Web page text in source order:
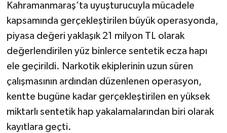
Kahramanmaraş’ta uyuşturucuyla mücadele
kapsamında gerçekleştirilen büyük operasyonda,
piyasa değeri yaklaşık 21 milyon TL olarak
değerlendirilen yüz binlerce sentetik ecza hapı
ele geçirildi. Narkotik ekiplerinin uzun süren
çalışmasının ardından düzenlenen operasyon,
kentte bugüne kadar gerçekleştirilen en yüksek
miktarlı sentetik hap yakalamalarından biri olarak
kayıtlara geçti.
ÜÇÜNCÜ SAYFA
BİLİMNET
Yemek
SİVİL TOPLUM
SEÇİM 2014